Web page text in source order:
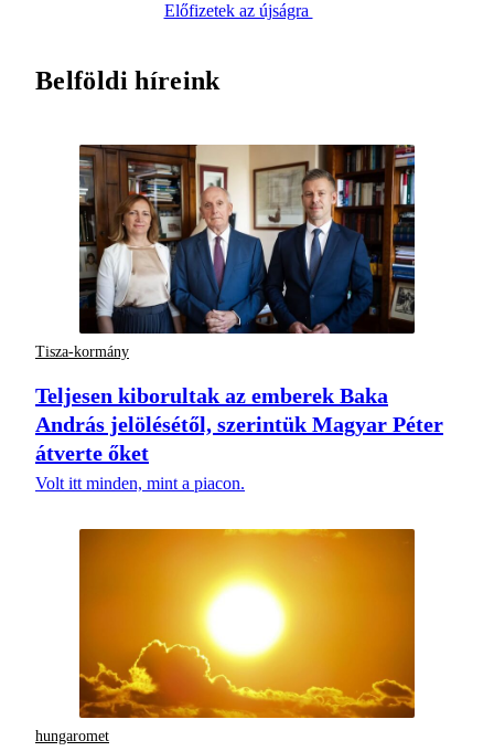
Előfizetek az újságra
Belföldi híreink
Tisza-kormány
Teljesen kiborultak az emberek Baka
András jelölésétől, szerintük Magyar Péter
átverte őket
Volt itt minden, mint a piacon.
hungaromet